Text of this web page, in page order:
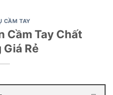
CẦM TAY
Cầm Tay Chất
Rẻ